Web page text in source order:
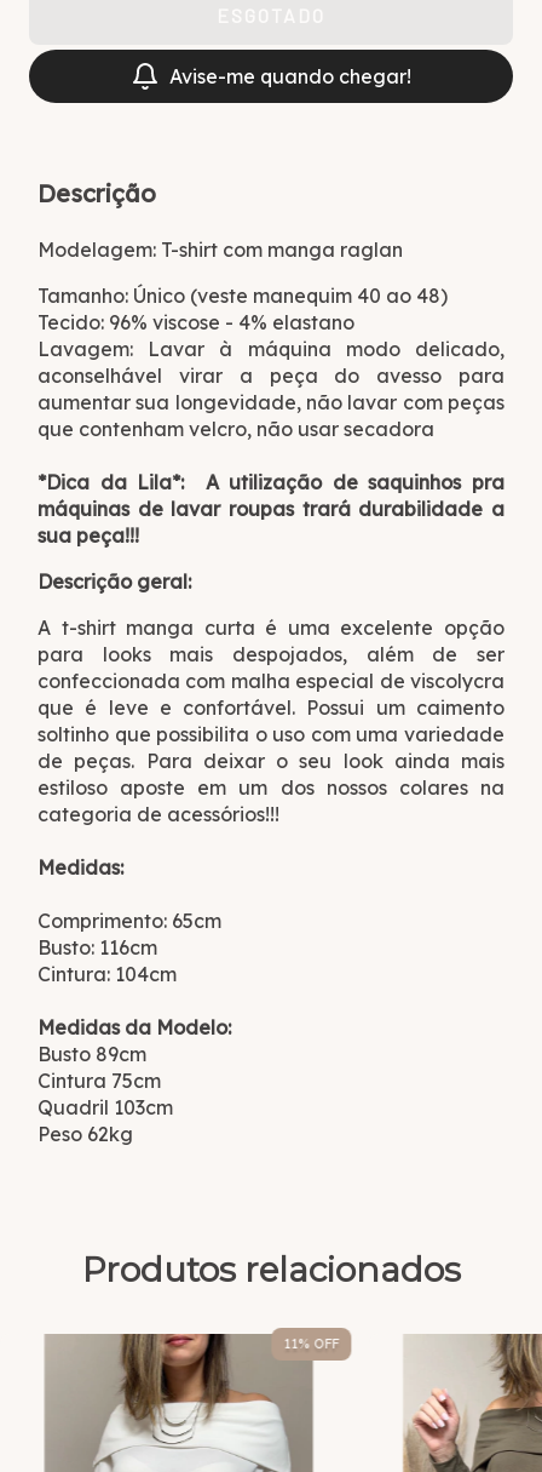
Avise-me quando chegar!
Descrição
Modelagem: T-shirt com manga raglan
Tamanho: Único (veste manequim 40 ao 48)
Tecido: 96% viscose - 4% elastano
Lavagem: Lavar à máquina modo delicado,
aconselhável virar a peça do avesso para
aumentar sua longevidade, não lavar com peças
que contenham velcro, não usar secadora
*Dica da Lila*: A utilização de saquinhos pra
máquinas de lavar roupas trará durabilidade a
sua peça!!!
Descrição geral:
A t-shirt manga curta é uma excelente opção
para looks mais despojados, além de ser
confeccionada com malha especial de viscolycra
que é leve e confortável. Possui um caimento
soltinho que possibilita o uso com uma variedade
de peças. Para deixar o seu look ainda mais
estiloso aposte em um dos nossos colares na
categoria de acessórios!!!
Medidas:
Comprimento: 65cm
Busto: 116cm
Cintura: 104cm
Medidas da Modelo:
Busto 89cm
Cintura 75cm
Quadril 103cm
Peso 62kg
Produtos relacionados
11% OFF